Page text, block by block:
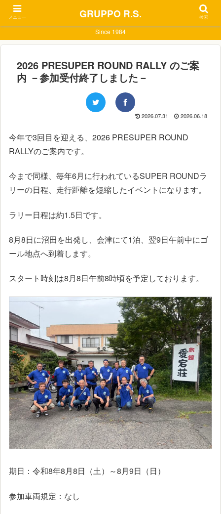
Since 1984
2026 PRESUPER ROUND RALLY のご案
内 －参加受付終了しました－
2026.07.31 2026.06.18
今年で3回目を迎える、2026 PRESUPER ROUND
RALLYのご案内です。
今まで同様、毎年6月に行われているSUPER ROUNDラ
リーの日程、走行距離を短縮したイベントになります。
ラリー日程は約1.5日です。
8月8日に沼田を出発し、会津にて1泊、翌9日午前中にゴ
ール地点へ到着します。
スタート時刻は8月8日午前8時頃を予定しております。
期日：令和8年8月8日（土）～8月9日（日）
参加車両規定：なし
メニュー GRUPPO R.S. 検索